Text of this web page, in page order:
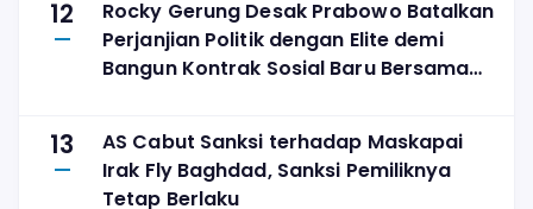
12
Rocky Gerung Desak Prabowo Batalkan
Perjanjian Politik dengan Elite demi
Bangun Kontrak Sosial Baru Bersama
13
AS Cabut Sanksi terhadap Maskapai
Irak Fly Baghdad, Sanksi Pemiliknya
Tetap Berlaku